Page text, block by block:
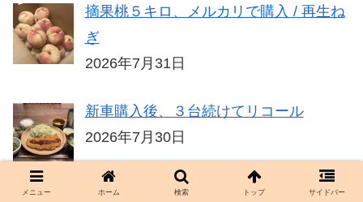
摘果桃５キロ、メルカリで購入 / 再生ね
ぎ
2026年7月31日
新車購入後、３台続けてリコール
2026年7月30日
メニュー ホーム 検索 トップ サイドバー